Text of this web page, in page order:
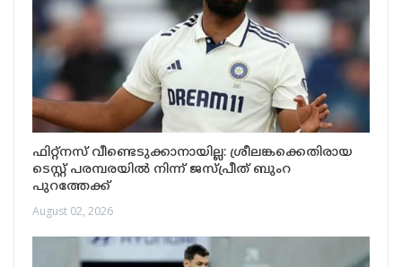
ഫിറ്റ്നസ് വീണ്ടെടുക്കാനായില്ല: ശ്രീലങ്കക്കെതിരായ
ടെസ്റ്റ് പരമ്പരയിൽ നിന്ന് ജസ്പ്രീത് ബുംറ
പുറത്തേക്ക്
August 02, 2026